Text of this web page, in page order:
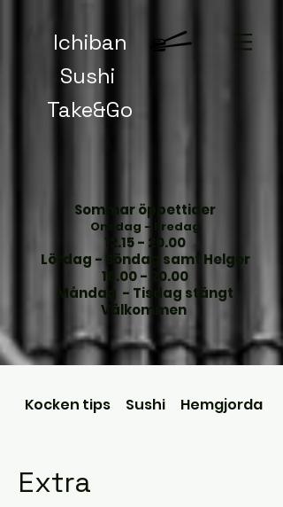
Ichiban
Sushi
Take&Go
Sommar öppettider
Onsdag - Fredag
​12.15 - 20.00
Lördag - Söndag samt Helger
16.00 - 20.00
Måndag - Tisdag stängt
Välkommen
Kocken tips Sushi Hemgjorda
Extra